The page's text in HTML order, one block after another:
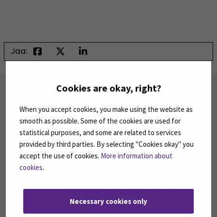
Cookies are okay, right?
When you accept cookies, you make using the website as
smooth as possible. Some of the cookies are used for
statistical purposes, and some are related to services
provided by third parties. By selecting "Cookies okay" you
accept the use of cookies. More information about
cookies.
Necessary cookies only
Jaa:
TILAA UUTISKIRJEITÄMME
SEAMK tuottaa uutiskirjeitä eri aiheista.
Uutiskirjeemme ovat koosteita SEAMKin
ajankohtaisista koulutuksista, tapahtumista ja
asioista.
TILAA UUTISKIRJEITÄMME (AVAUTUU
SEURAA MEITÄ SOSIAALISESSA MEDIASSA
Seuraa meitä sosiaalisessa mediassa:
Seuraa meitä